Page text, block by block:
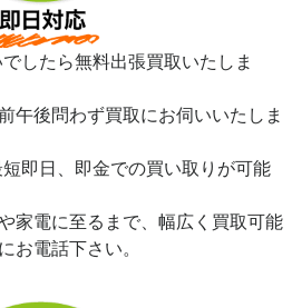
したら無料出張買取いたしま
午後問わず買取にお伺いいたしま
即日、即金での買い取りが可能
家電に至るまで、幅広く買取可能
お電話下さい。